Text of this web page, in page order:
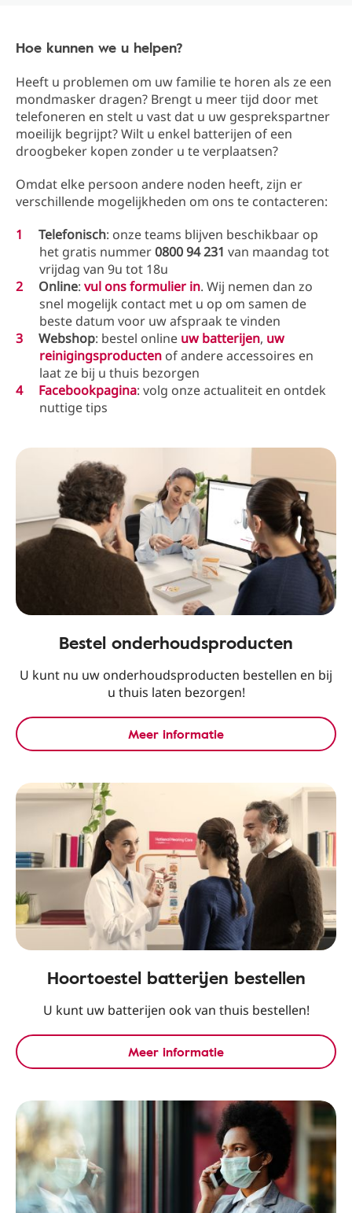
Hoe kunnen we u helpen?
Heeft u problemen om uw familie te horen als ze een
mondmasker dragen? Brengt u meer tijd door met
telefoneren en stelt u vast dat u uw gesprekspartner
moeilijk begrijpt? Wilt u enkel batterijen of een
droogbeker kopen zonder u te verplaatsen?
Omdat elke persoon andere noden heeft, zijn er
verschillende mogelijkheden om ons te contacteren:
Telefonisch: onze teams blijven beschikbaar op
het gratis nummer0800 94 231 van maandag tot
vrijdag van 9u tot 18u
Online: vul ons formulier in. Wij nemen dan zo
snel mogelijk contact met u op om samen de
beste datum voor uw afspraak te vinden
Webshop: bestel online uw batterijen, uw
reinigingsproducten of andere accessoires en
laat ze bij u thuis bezorgen
Facebookpagina: volg onze actualiteit en ontdek
nuttige tips
Bestel onderhoudsproducten
U kunt nu uw onderhoudsproducten bestellen en bij
u thuis laten bezorgen!
Meer informatie
Hoortoestel batterijen bestellen
U kunt uw batterijen ook van thuis bestellen!
Meer informatie